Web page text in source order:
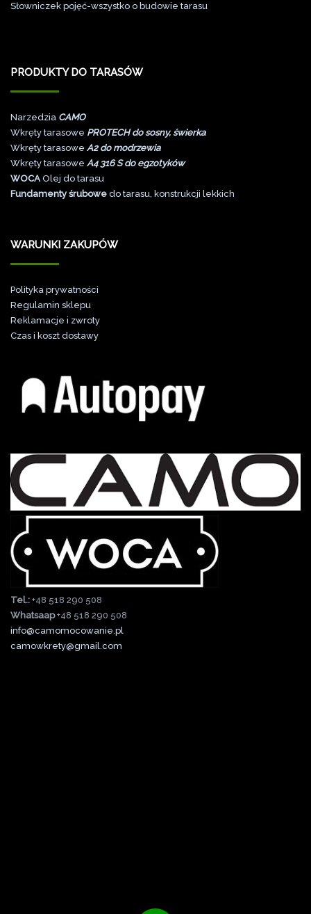
Słowniczek pojęć-wszystko o budowie tarasu
PRODUKTY DO TARASÓW
Narzedzia CAMO
Wkręty tarasowe PROTECH do sosny, świerka
Wkręty tarasowe A2 do modrzewia
Wkręty tarasowe A4 316 S do egzotyków
WOCAOlej do tarasu
Fundamenty śrubowe do tarasu, konstrukcji lekkich
WARUNKI ZAKUPÓW
Polityka prywatności
Regulamin sklepu
Reklamacje i zwroty
Czas i koszt dostawy
Tel.: +48 518 290 508
Whatsaap+48 518 290 508
info@camomocowanie.pl
camowkrety@gmail.com